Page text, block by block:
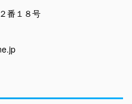
番１８号